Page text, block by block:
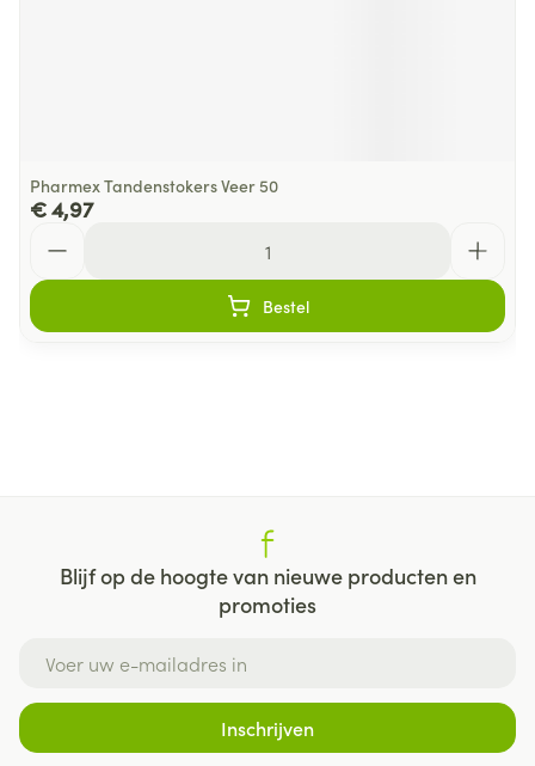
Pharmex Tandenstokers Veer 50
€ 4,97
Bestel
Blijf op de hoogte van nieuwe producten en
promoties
Inschrijven